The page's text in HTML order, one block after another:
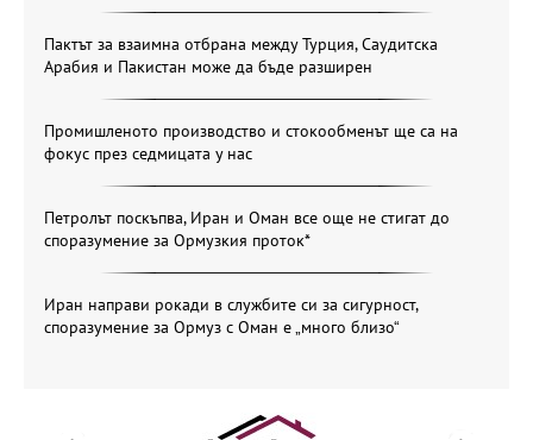
Пактът за взаимна отбрана между Турция, Саудитска
Арабия и Пакистан може да бъде разширен
Промишленото производство и стокообменът ще са на
фокус през седмицата у нас
Петролът поскъпва, Иран и Оман все още не стигат до
споразумение за Ормузкия проток*
Иран направи рокади в службите си за сигурност,
споразумение за Ормуз с Оман е „много близо“